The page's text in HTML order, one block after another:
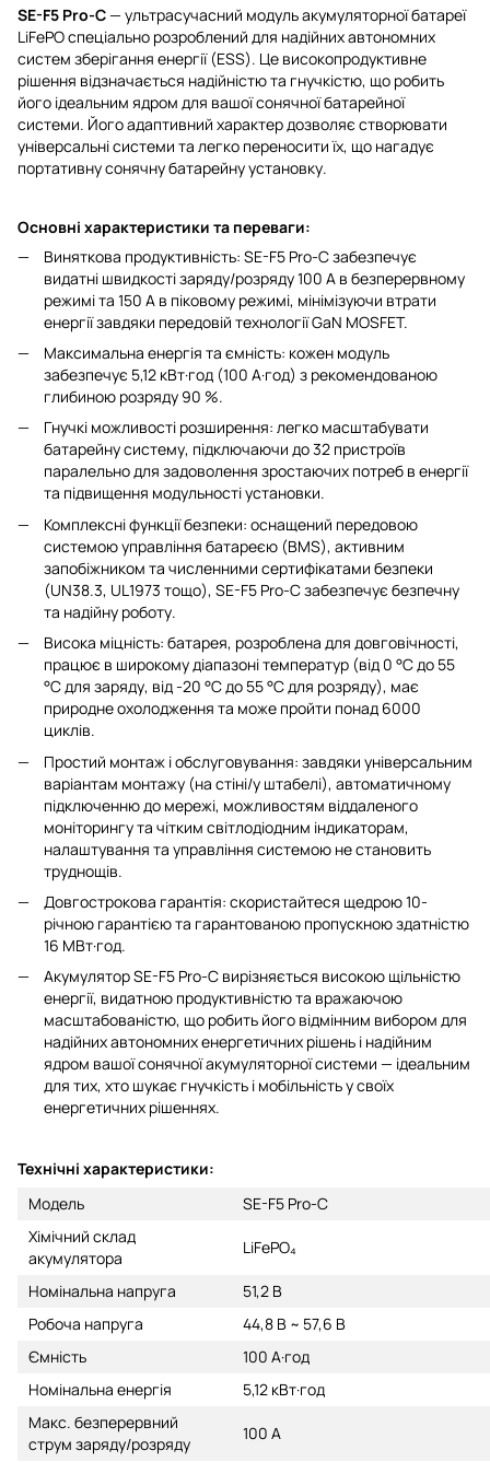
SE-F5 Pro-С— ультрасучасний модуль акумуляторної батареї
LiFePO спеціально розроблений для надійних автономних
систем зберігання енергії (ESS). Це високопродуктивне
рішення відзначається надійністю та гнучкістю, що робить
його ідеальним ядром для вашої сонячної батарейної
системи. Його адаптивний характер дозволяє створювати
універсальні системи та легко переносити їх, що нагадує
портативну сонячну батарейну установку.
Основні характеристики та переваги:
Виняткова продуктивність: SE-F5 Pro-С забезпечує
видатні швидкості заряду/розряду 100 А в безперервному
режимі та 150 А в піковому режимі, мінімізуючи втрати
енергії завдяки передовій технології GaN MOSFET.
Максимальна енергія та ємність: кожен модуль
забезпечує 5,12 кВт·год (100 А·год) з рекомендованою
глибиною розряду 90 %.
Гнучкі можливості розширення: легко масштабувати
батарейну систему, підключаючи до 32 пристроїв
паралельно для задоволення зростаючих потреб в енергії
та підвищення модульності установки.
Комплексні функції безпеки: оснащений передовою
системою управління батареєю (BMS), активним
запобіжником та численними сертифікатами безпеки
(UN38.3, UL1973 тощо), SE-F5 Pro-C забезпечує безпечну
та надійну роботу.
Висока міцність: батарея, розроблена для довговічності,
працює в широкому діапазоні температур (від 0 °C до 55
°C для заряду, від -20 °C до 55 °C для розряду), має
природне охолодження та може пройти понад 6000
циклів.
Простий монтаж і обслуговування: завдяки універсальним
варіантам монтажу (на стіні/у штабелі), автоматичному
підключенню до мережі, можливостям віддаленого
моніторингу та чітким світлодіодним індикаторам,
налаштування та управління системою не становить
труднощів.
Довгострокова гарантія: скористайтеся щедрою 10-
річною гарантією та гарантованою пропускною здатністю
16 МВт·год.
Акумулятор SE-F5 Pro-C вирізняється високою щільністю
енергії, видатною продуктивністю та вражаючою
масштабованістю, що робить його відмінним вибором для
надійних автономних енергетичних рішень і надійним
ядром вашої сонячної акумуляторної системи — ідеальним
для тих, хто шукає гнучкість і мобільність у своїх
енергетичних рішеннях.
Технічні характеристики:
Модель
SE-F5 Pro-С
Хімічний склад
акумулятора
LiFePO₄
Номінальна напруга
51,2 В
Робоча напруга
44,8 В ~ 57,6 В
Ємність
100 А·год
Номінальна енергія
5,12 кВт·год
Макс. безперервний
струм заряду/розряду
100 А